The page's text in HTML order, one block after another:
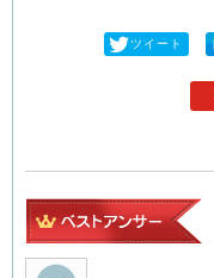
ツイート